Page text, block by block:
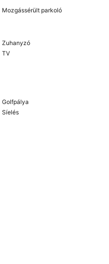
Mozgássérült parkoló
Zuhanyzó
TV
Golfpálya
Síelés